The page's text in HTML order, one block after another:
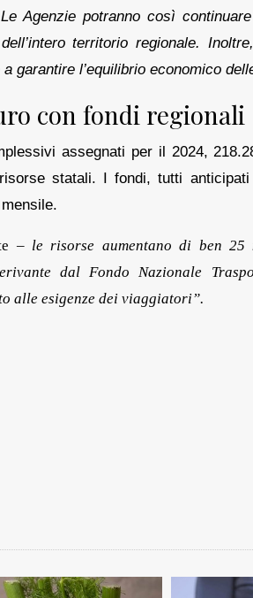
Agenzie potranno così
territorio regionale.
garantire l’equilibrio economico
con fondi regionali
assegnati per il 2024,
statali. I fondi, tutti anticipati
– le risorse aumentano di ben 25
dal Fondo Nazionale
alle esigenze dei viaggiatori”.